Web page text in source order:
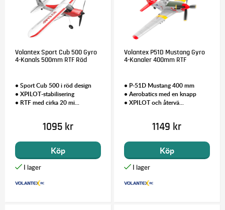
Volantex Sport Cub 500 Gyro
4-Kanals 500mm RTF Röd
• Sport Cub 500 i röd design
• XPILOT-stabilisering
• RTF med cirka 20 mi...
1095 kr
Köp
Volantex P51D Mustang Gyro
4-Kanaler 400mm RTF
• P-51D Mustang 400 mm
• Aerobatics med en knapp
• XPILOT och återvä...
1149 kr
Köp